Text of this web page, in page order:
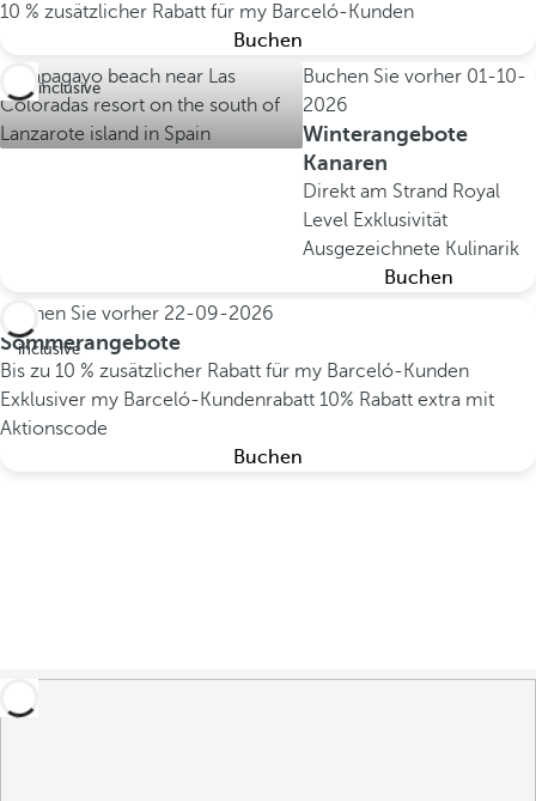
10 % zusätzlicher Rabatt für my Barceló-Kunden
Buchen
All inclusive
Buchen Sie vorher 01-10-
2026
Winterangebote
Kanaren
Direkt am Strand Royal
Level Exklusivität
Ausgezeichnete Kulinarik
Buchen
All
inclusive
Buchen Sie vorher 22-09-2026
Sommerangebote
Bis zu 10 % zusätzlicher Rabatt für my Barceló-Kunden
Exklusiver my Barceló-Kundenrabatt 10% Rabatt extra mit
Aktionscode
Buchen